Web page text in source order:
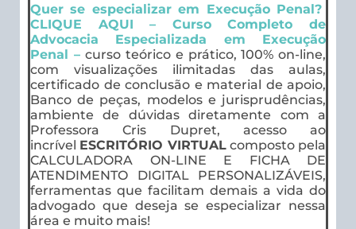
Quer se especializar em Execução Penal?
CLIQUE AQUI – Curso Completo de
Advocacia Especializada em Execução
Penal –curso teórico e prático, 100% on-line,
com visualizações ilimitadas das aulas,
certificado de conclusão e material de apoio,
Banco de peças, modelos e jurisprudências,
ambiente de dúvidas diretamente com a
Professora Cris Dupret, acesso ao
incrível ESCRITÓRIO VIRTUALcomposto pela
CALCULADORA ON-LINE E FICHA DE
ATENDIMENTO DIGITAL PERSONALIZÁVEIS,
ferramentas que facilitam demais a vida do
advogado que deseja se especializar nessa
área e muito mais!